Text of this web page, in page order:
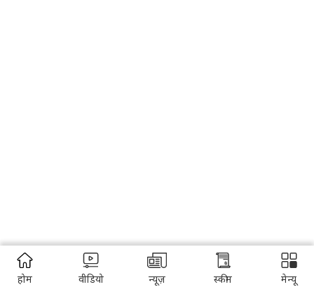
होम वीडियो न्यूज़ स्कीम मेन्यू